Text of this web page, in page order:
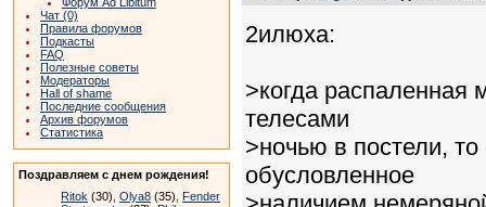
Чат (0)
Правила форумов
Подкасты
FAQ
Полезные советы
Модераторы
Hall of shame
Последние сообщения
Архив форумов
Статистика
Поздравляем с днем рождения!
Ritok (30), Olya8 (35), Fender
2илюха:
>когда
телесами
>ночью в постели,
обусловленное